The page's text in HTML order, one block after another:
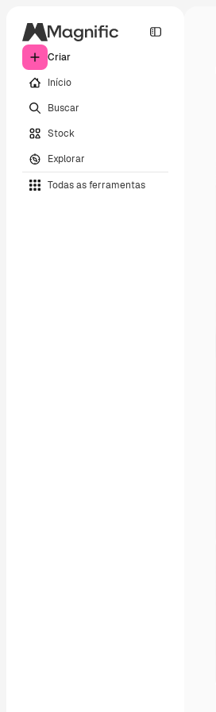
Criar
Início
Buscar
Stock
Explorar
Todas as ferramentas